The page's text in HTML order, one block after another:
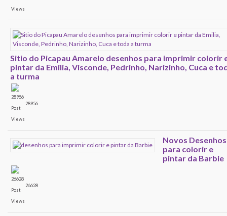
Sitio do Picapau Amarelo desenhos para imprimir colorir
pintar da Emilia, Visconde, Pedrinho, Narizinho, Cuca e
a turma
28956
Novos Desenhos
para colorir e
pintar da Barbie
26628